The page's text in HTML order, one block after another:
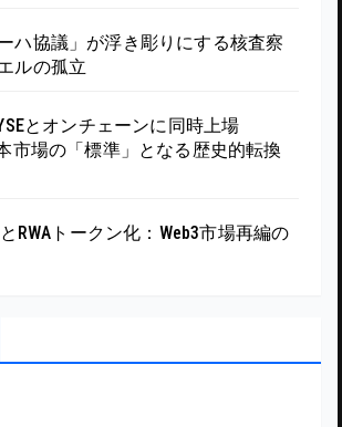
ハ協議」が浮き彫りにする核査察
ルの孤立
とオンチェーンに同時上場
市場の「標準」となる歴史的転換
RWAトークン化：Web3市場再編の